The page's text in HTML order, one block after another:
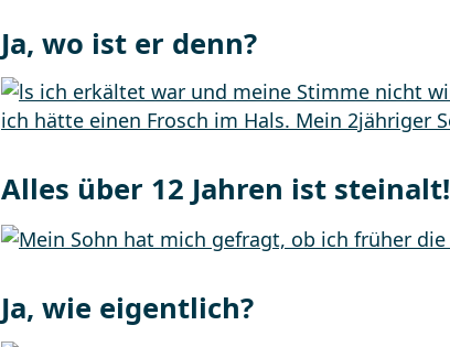
Ja, wo ist er denn?
Alles über 12 Jahren ist steinalt!
Ja, wie eigentlich?